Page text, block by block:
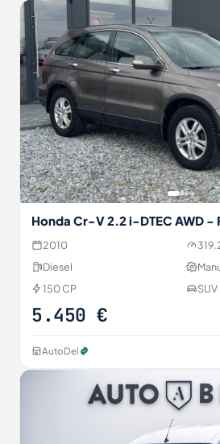
Honda Cr-V 2.2 i-DTEC AWD -
2010
Diesel
150 CP
SUV
5.450 €
AutoDel